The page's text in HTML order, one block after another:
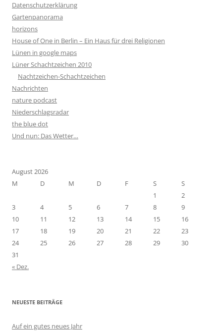
Datenschutzerklärung
Gartenpanorama
horizons
House of One in Berlin – Ein Haus für drei Religionen
Lünen in google maps
Lüner Schachtzeichen 2010
Nachtzeichen-Schachtzeichen
Nachrichten
nature podcast
Niederschlagsradar
the blue dot
Und nun: Das Wetter…
August 2026
M
D M D F S
S
1
2
3
4 5 6 7 8
9
10
11 12 13 14 15
16
17
18 19 20 21 22
23
24
25 26 27 28 29
30
31
« Dez.
NEUESTE BEITRÄGE
Auf ein gutes neues Jahr